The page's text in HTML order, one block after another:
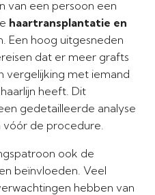
van een persoon een
haartransplantatie en
Een hoog uitgesneden
dat er meer grafts
vergelijking met iemand
heeft. Dit
gedetailleerde analyse
vóór de procedure.
ook de
beïnvloeden. Veel
hebben van